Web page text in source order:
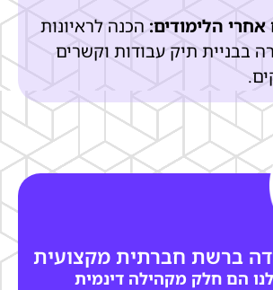
הלימודים: הכנה לראיונות
בבניית תיק עבודות וקשרים
ברשת חברתית מקצועית
הם חלק מקהילה דינמית